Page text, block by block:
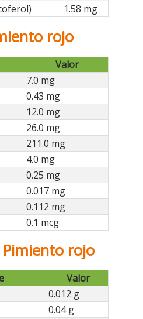
1.58 mg
rojo
Valor
7.0 mg
0.43 mg
12.0 mg
26.0 mg
211.0 mg
4.0 mg
0.25 mg
0.017 mg
0.112 mg
0.1 mcg
rojo
Valor
0.012 g
0.04 g